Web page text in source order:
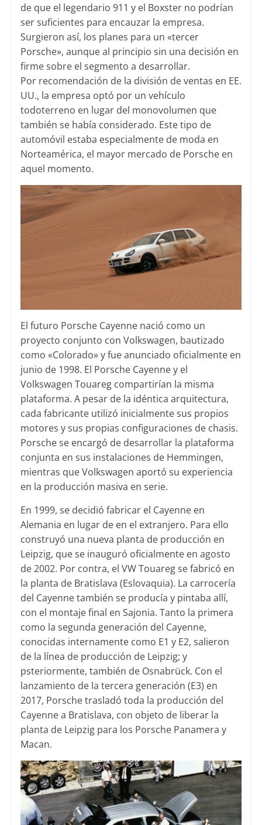
de que el legendario 911 y el Boxster no podrían
ser suficientes para encauzar la empresa.
Surgieron así, los planes para un «tercer
Porsche», aunque al principio sin una decisión en
firme sobre el segmento a desarrollar.
Por recomendación de la división de ventas en EE.
UU., la empresa optó por un vehículo
todoterreno en lugar del monovolumen que
también se había considerado. Este tipo de
automóvil estaba especialmente de moda en
Norteamérica, el mayor mercado de Porsche en
aquel momento.
El futuro Porsche Cayenne nació como un
proyecto conjunto con Volkswagen, bautizado
como «Colorado» y fue anunciado oficialmente en
junio de 1998. El Porsche Cayenne y el
Volkswagen Touareg compartirían la misma
plataforma. A pesar de la idéntica arquitectura,
cada fabricante utilizó inicialmente sus propios
motores y sus propias configuraciones de chasis.
Porsche se encargó de desarrollar la plataforma
conjunta en sus instalaciones de Hemmingen,
mientras que Volkswagen aportó su experiencia
en la producción masiva en serie.
En 1999, se decidió fabricar el Cayenne en
Alemania en lugar de en el extranjero. Para ello
construyó una nueva planta de producción en
Leipzig, que se inauguró oficialmente en agosto
de 2002. Por contra, el VW Touareg se fabricó en
la planta de Bratislava (Eslovaquia). La carrocería
del Cayenne también se producía y pintaba allí,
con el montaje final en Sajonia. Tanto la primera
como la segunda generación del Cayenne,
conocidas internamente como E1 y E2, salieron
de la línea de producción de Leipzig; y
psteriormente, también de Osnabrück. Con el
lanzamiento de la tercera generación (E3) en
2017, Porsche trasladó toda la producción del
Cayenne a Bratislava, con objeto de liberar la
planta de Leipzig para los Porsche Panamera y
Macan.